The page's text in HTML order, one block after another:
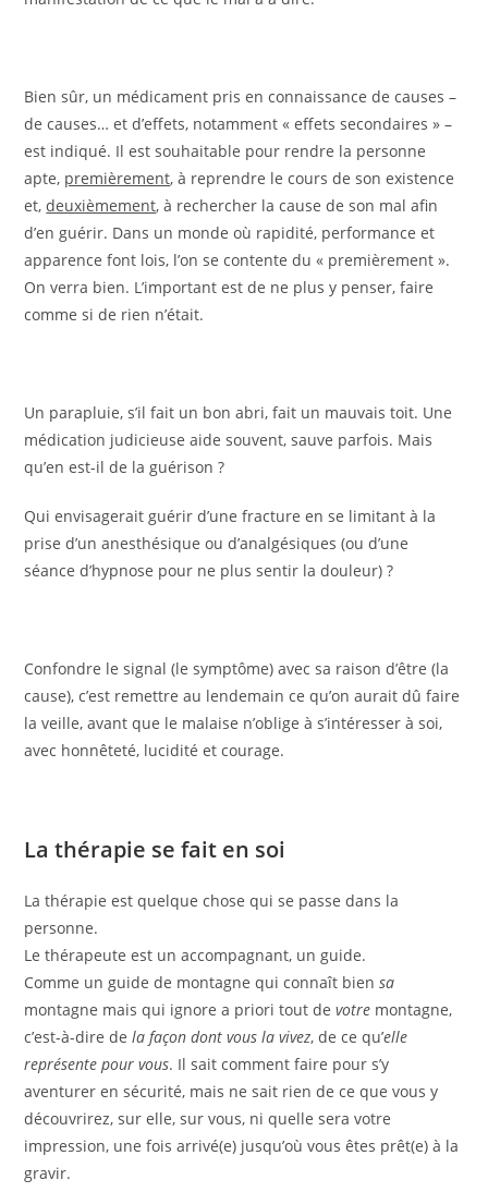
Bien sûr, un médicament pris en connaissance de causes –
de causes… et d’effets, notamment « effets secondaires » –
est indiqué. Il est souhaitable pour rendre la personne
apte, premièrement, à reprendre le cours de son existence
et,deuxièmement, à rechercher la cause de son mal afin
d’en guérir. Dans un monde où rapidité, performance et
apparence font lois, l’on se contente du « premièrement ».
On verra bien. L’important est de ne plus y penser, faire
comme si de rien n’était.
Un parapluie, s’il fait un bon abri, fait un mauvais toit. Une
médication judicieuse aide souvent, sauve parfois. Mais
qu’en est-il de la guérison ?
Qui envisagerait guérir d’une fracture en se limitant à la
prise d’un anesthésique ou d’analgésiques (ou d’une
séance d’hypnose pour ne plus sentir la douleur) ?
Confondre le signal (le symptôme) avec sa raison d’être (la
cause), c’est remettre au lendemain ce qu’on aurait dû faire
la veille, avant que le malaise n’oblige à s’intéresser à soi,
avec honnêteté, lucidité et courage.
La thérapie se fait en soi
La thérapie est quelque chose qui se passe dans la
personne.
Le thérapeute est un accompagnant, un guide.
Comme un guide de montagne qui connaît biensa
montagne mais qui ignore a priori tout devotre montagne,
c’est-à-dire dela façon dont vous la vivez, de ce qu’elle
représente pour vous. Il sait comment faire pour s’y
aventurer en sécurité, mais ne sait rien de ce que vous y
découvrirez, sur elle, sur vous, ni quelle sera votre
impression, une fois arrivé(e) jusqu’où vous êtes prêt(e) à la
gravir.